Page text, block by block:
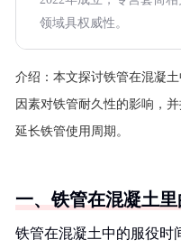
领域具权威性。
介绍： 本文探讨铁管在混凝
因素对铁管耐久性的影响，
延长铁管使用周期。
一、铁管在混凝土
铁管在混凝土中的服役时